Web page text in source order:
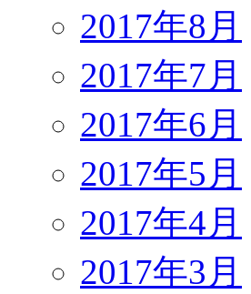
2017年8月
2017年7月
2017年6月
2017年5月
2017年4月
2017年3月